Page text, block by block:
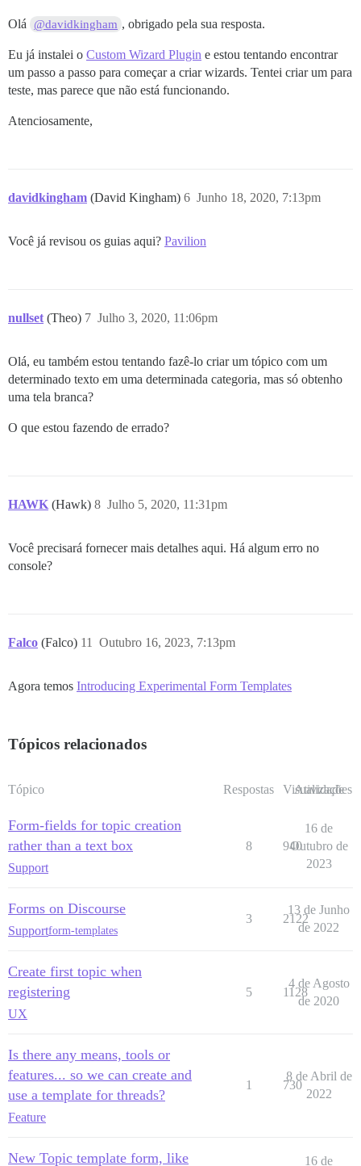
Olá @davidkingham , obrigado pela sua resposta.
Eu já instalei o Custom Wizard Plugin e estou tentando encontrar
um passo a passo para começar a criar wizards. Tentei criar um para
teste, mas parece que não está funcionando.
Atenciosamente,
davidkingham (David Kingham) Junho 18, 2020, 7:13pm
6
Você já revisou os guias aqui? Pavilion
nullset (Theo) Julho 3, 2020, 11:06pm
7
Olá, eu também estou tentando fazê-lo criar um tópico com um
determinado texto em uma determinada categoria, mas só obtenho
uma tela branca?
O que estou fazendo de errado?
HAWK (Hawk) Julho 5, 2020, 11:31pm
8
Você precisará fornecer mais detalhes aqui. Há algum erro no
console?
Falco (Falco) Outubro 16, 2023, 7:13pm
11
Agora temos Introducing Experimental Form Templates
Tópicos relacionados
Tópico Respostas Visualizações
Atividade
Form-fields for topic creation
rather than a text box
Support
8 940
16 de
Outubro de
2023
Forms on Discourse
Supportform-templates
3 2122
13 de Junho
de 2022
Create first topic when
registering
UX
5 1128
4 de Agosto
de 2020
Is there any means, tools or
features... so we can create and
use a template for threads?
Feature
1 730
8 de Abril de
2022
New Topic template form, like 16 de